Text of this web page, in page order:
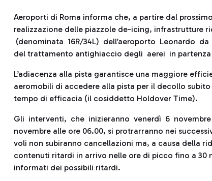
Aeroporti di Roma informa che, a partire dal
realizzazione delle piazzole de-icing,
(denominata 16R/34L) dell’aeroporto Leonardo
del trattamento antighiaccio degli aerei in
L’adiacenza alla pista garantisce una maggiore
aeromobili di accedere alla pista per il decollo
tempo di efficacia (il cosiddetto Holdover Time).
Gli interventi, che inizieranno venerdì 6
novembre alle ore 06.00, si protrarranno nei
voli non subiranno cancellazioni ma, a causa della
contenuti ritardi in arrivo nelle ore di picco fino a 30
informati dei possibili ritardi.